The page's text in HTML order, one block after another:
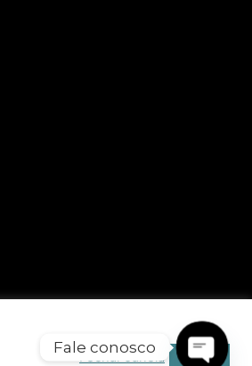
Fechar Janela Aceitar
Fale conosco